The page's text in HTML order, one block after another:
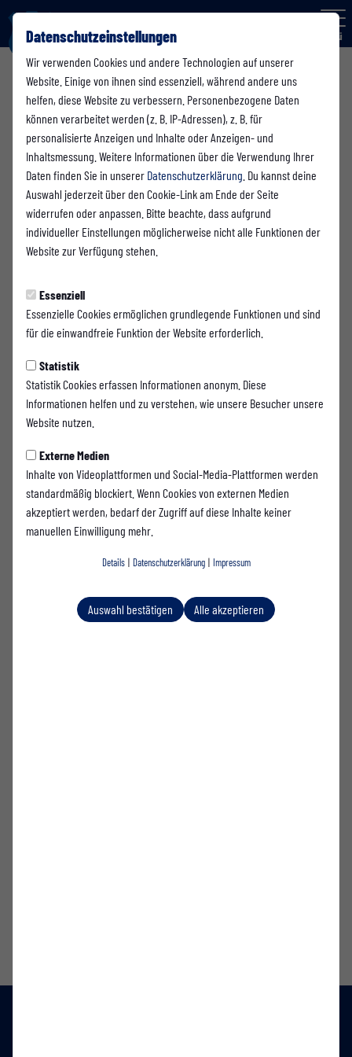
Datenschutzeinstellungen
Wir verwenden Cookies und andere Technologien auf unserer
Website. Einige von ihnen sind essenziell, während andere uns
helfen, diese Website zu verbessern. Personenbezogene Daten
können verarbeitet werden (z. B. IP-Adressen), z. B. für
personalisierte Anzeigen und Inhalte oder Anzeigen- und
Inhaltsmessung. Weitere Informationen über die Verwendung Ihrer
Daten finden Sie in unserer Datenschutzerklärung . Du kannst deine
Auswahl jederzeit über den Cookie-Link am Ende der Seite
widerrufen oder anpassen. Bitte beachte, dass aufgrund
individueller Einstellungen möglicherweise nicht alle Funktionen der
Website zur Verfügung stehen.
Essenziell
Essenzielle Cookies ermöglichen grundlegende Funktionen und sind
für die einwandfreie Funktion der Website erforderlich.
Statistik
Statistik Cookies erfassen Informationen anonym. Diese
Informationen helfen und zu verstehen, wie unsere Besucher unsere
Website nutzen.
Externe Medien
Inhalte von Videoplattformen und Social-Media-Plattformen werden
standardmäßig blockiert. Wenn Cookies von externen Medien
akzeptiert werden, bedarf der Zugriff auf diese Inhalte keiner
manuellen Einwilligung mehr.
Details | Datenschutzerklärung | Impressum
Auswahl bestätigen Alle akzeptieren
Menü
Club 1935